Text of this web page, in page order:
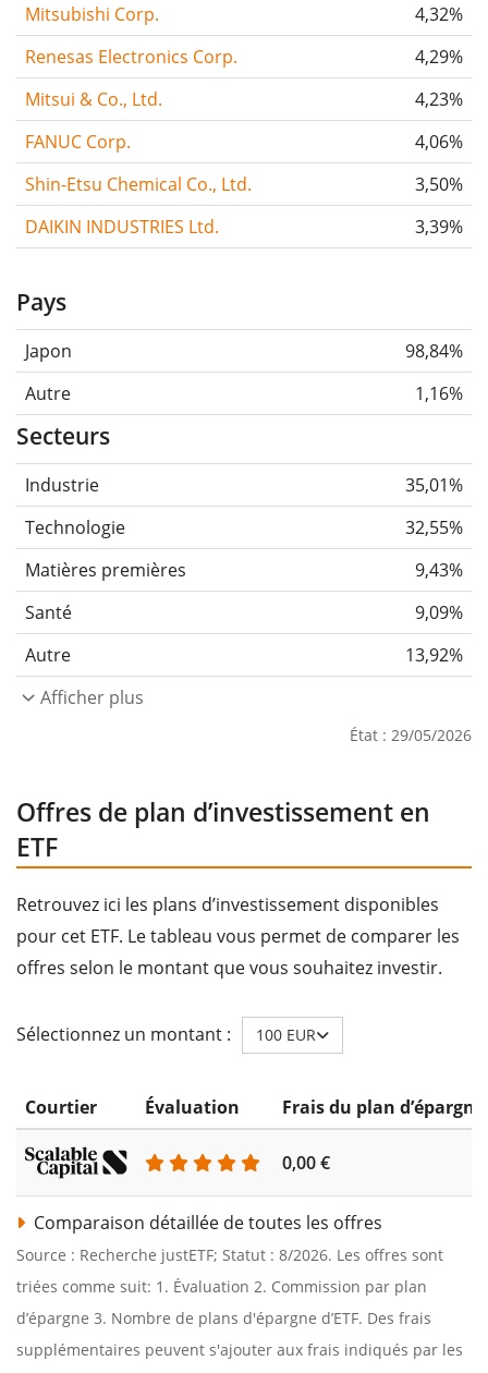
Mitsubishi Corp.
4,32%
Renesas Electronics Corp.
4,29%
Mitsui & Co., Ltd.
4,23%
FANUC Corp.
4,06%
Shin-Etsu Chemical Co., Ltd.
3,50%
DAIKIN INDUSTRIES Ltd.
3,39%
Pays
Japon
98,84%
Autre
1,16%
Secteurs
Industrie
35,01%
Technologie
32,55%
Matières premières
9,43%
Santé
9,09%
Autre
13,92%
Afficher plus
État : 29/05/2026
Offres de plan d’investissement en
ETF
Retrouvez ici les plans d’investissement disponibles
pour cet ETF. Le tableau vous permet de comparer les
offres selon le montant que vous souhaitez investir.
Sélectionnez un montant : 100 EUR
Courtier Évaluation Frais du plan d’épargne
0,00 €
Comparaison détaillée de toutes les offres
Source : Recherche justETF; Statut : 8/2026. Les offres sont
triées comme suit: 1. Évaluation 2. Commission par plan
d’épargne 3. Nombre de plans d'épargne d’ETF. Des frais
supplémentaires peuvent s'ajouter aux frais indiqués par les